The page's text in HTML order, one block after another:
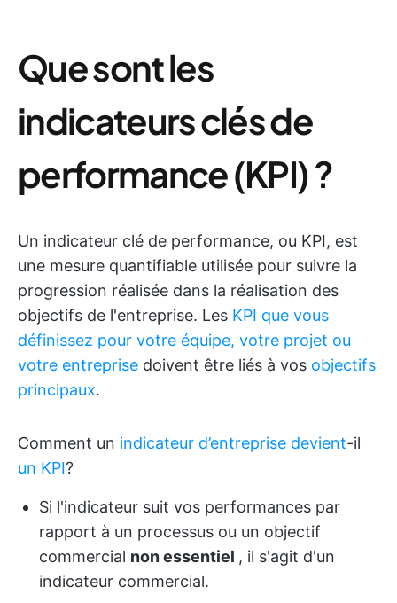
Que sont les
indicateurs clés de
performance (KPI) ?
Un indicateur clé de performance, ou KPI, est
une mesure quantifiable utilisée pour suivre la
progression réalisée dans la réalisation des
objectifs de l'entreprise. Les KPI que vous
définissez pour votre équipe, votre projet ou
votre entreprise doivent être liés à vos objectifs
principaux.
Comment un indicateur d’entreprise devient-il
un KPI?
Si l'indicateur suit vos performances par
rapport à un processus ou un objectif
commercial non essentiel , il s'agit d'un
indicateur commercial.